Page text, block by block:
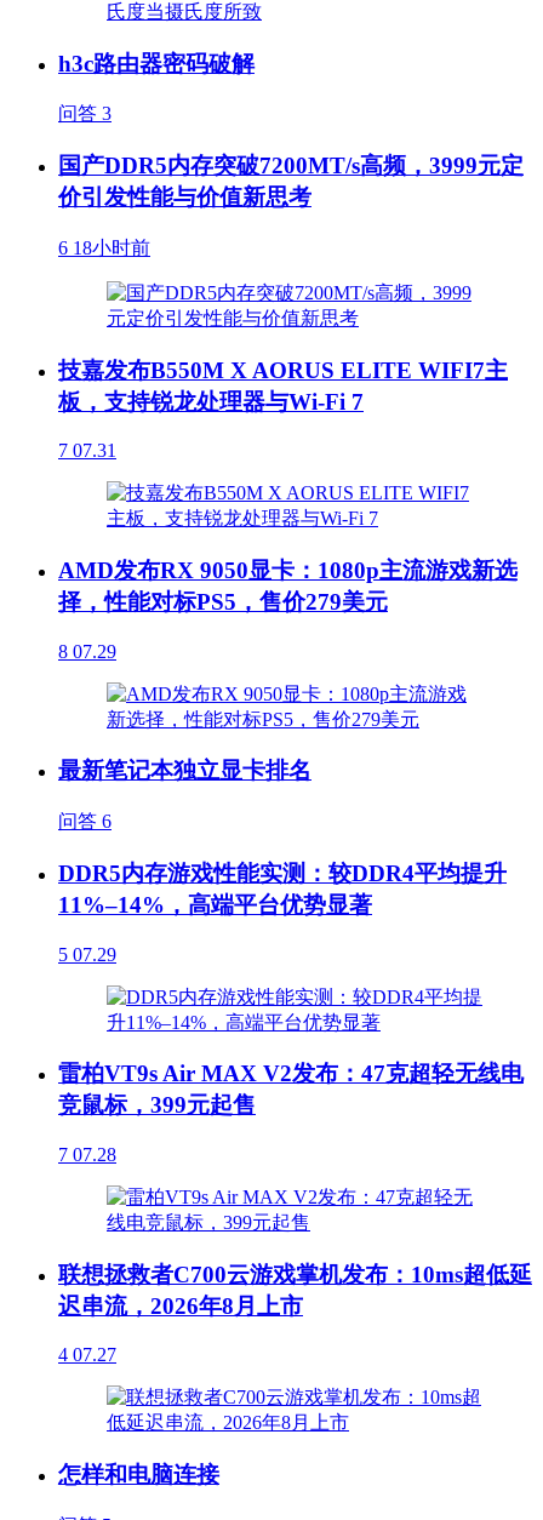
h3c路由器密码破解
问答 3
国产DDR5内存突破7200MT/s高频，3999元定
价引发性能与价值新思考
6 18小时前
技嘉发布B550M X AORUS ELITE WIFI7主
板，支持锐龙处理器与Wi-Fi 7
7 07.31
AMD发布RX 9050显卡：1080p主流游戏新选
择，性能对标PS5，售价279美元
8 07.29
最新笔记本独立显卡排名
问答 6
DDR5内存游戏性能实测：较DDR4平均提升
11%–14%，高端平台优势显著
5 07.29
雷柏VT9s Air MAX V2发布：47克超轻无线电
竞鼠标，399元起售
7 07.28
联想拯救者C700云游戏掌机发布：10ms超低延
迟串流，2026年8月上市
4 07.27
怎样和电脑连接